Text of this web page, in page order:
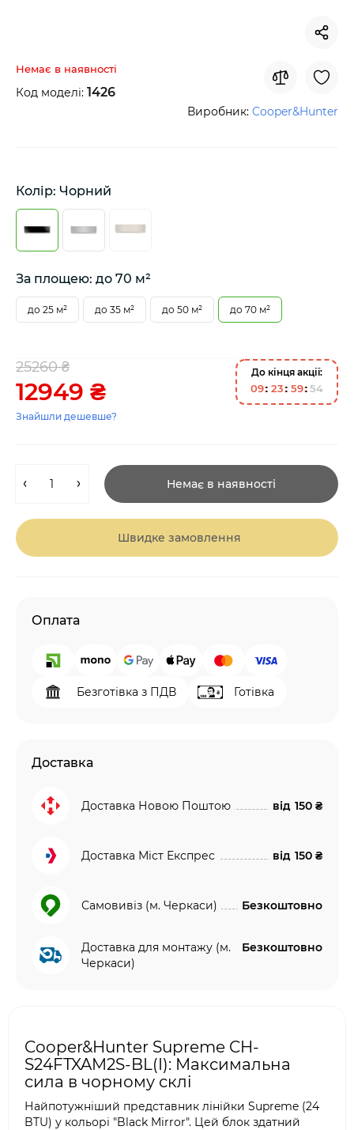
Немає в наявності
Код моделі: 1426
Виробник: Cooper&Hunter
Колір: Чорний
За площею: до 70 м²
до 25 м² до 35 м² до 50 м² до 70 м²
25260 ₴
12949 ₴
Знайшли дешевше?
До кінця акції:
09 23 59 54
Немає в наявності
Швидке замовлення
Оплата
Безготівка з ПДВ Готівка
Доставка
Доставка Новою Поштою від 150 ₴
Доставка Міст Експрес від 150 ₴
Самовивіз (м. Черкаси) Безкоштовно
Доставка для монтажу (м.
Черкаси)
Безкоштовно
Cooper&Hunter Supreme CH-
S24FTXAM2S-BL(I): Максимальна
сила в чорному склі
Найпотужніший представник лінійки Supreme (24
BTU) у кольорі "Black Mirror". Цей блок здатний